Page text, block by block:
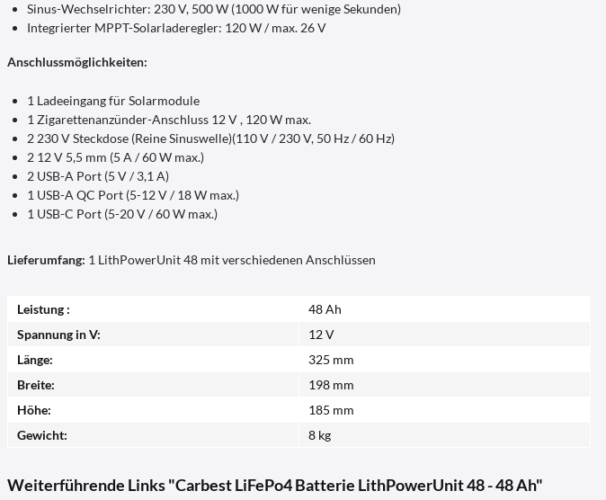
Sinus-Wechselrichter: 230 V, 500 W (1000 W für wenige Sekunden)
Integrierter MPPT-Solarladeregler: 120 W / max. 26 V
Anschlussmöglichkeiten:
1 Ladeeingang für Solarmodule
1 Zigarettenanzünder-Anschluss 12 V , 120 W max.
2 230 V Steckdose (Reine Sinuswelle)(110 V / 230 V, 50 Hz / 60 Hz)
2 12 V 5,5 mm (5 A / 60 W max.)
2 USB-A Port (5 V / 3,1 A)
1 USB-A QC Port (5-12 V / 18 W max.)
1 USB-C Port (5-20 V / 60 W max.)
Lieferumfang: 1 LithPowerUnit 48 mit verschiedenen Anschlüssen
Leistung :
48 Ah
Spannung in V:
12 V
Länge:
325 mm
Breite:
198 mm
Höhe:
185 mm
Gewicht:
8 kg
Weiterführende Links "Carbest LiFePo4 Batterie LithPowerUnit 48 - 48 Ah"